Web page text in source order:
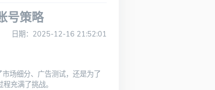
号策略
日期：2025-12-16 21:52:01
场细分、广告测试，还是为了
充满了挑战。